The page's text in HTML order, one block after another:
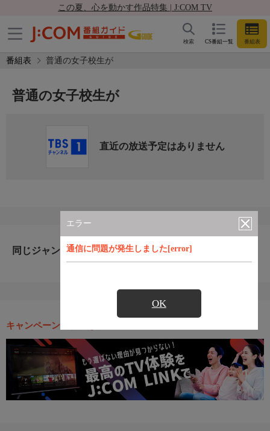
この夏、心を動かす作品特集 | J:COM TV
CS番組一覧 番組表
検索
番組表 普通の女子校生が
エラー
通信に問題が発生しました[error]
OK
普通の女子校生が
直近の放送予定はありません
同じジャンルのおすすめ番組
キャンペーン・お得な情報